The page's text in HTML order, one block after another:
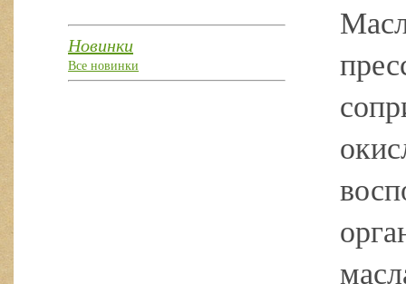
Новинки
Все новинки